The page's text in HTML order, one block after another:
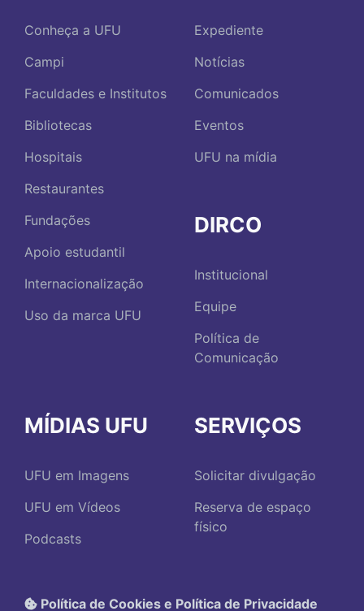
Conheça a UFU
Campi
Faculdades e Institutos
Bibliotecas
Hospitais
Restaurantes
Fundações
Apoio estudantil
Internacionalização
Uso da marca UFU
Expediente
Notícias
Comunicados
Eventos
UFU na mídia
DIRCO
Institucional
Equipe
Política de
Comunicação
MÍDIAS UFU
UFU em Imagens
UFU em Vídeos
Podcasts
SERVIÇOS
Solicitar divulgação
Reserva de espaço
físico
Política de Cookies e Política de Privacidade